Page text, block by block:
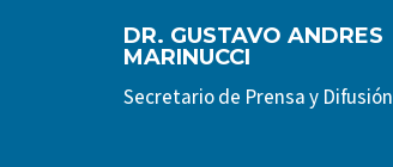
DR. GUSTAVO ANDRES
MARINUCCI
Secretario de Prensa y Difusión